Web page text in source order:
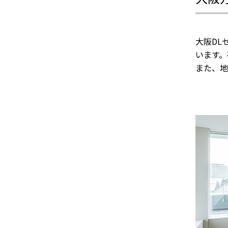
大阪DL
います
また、